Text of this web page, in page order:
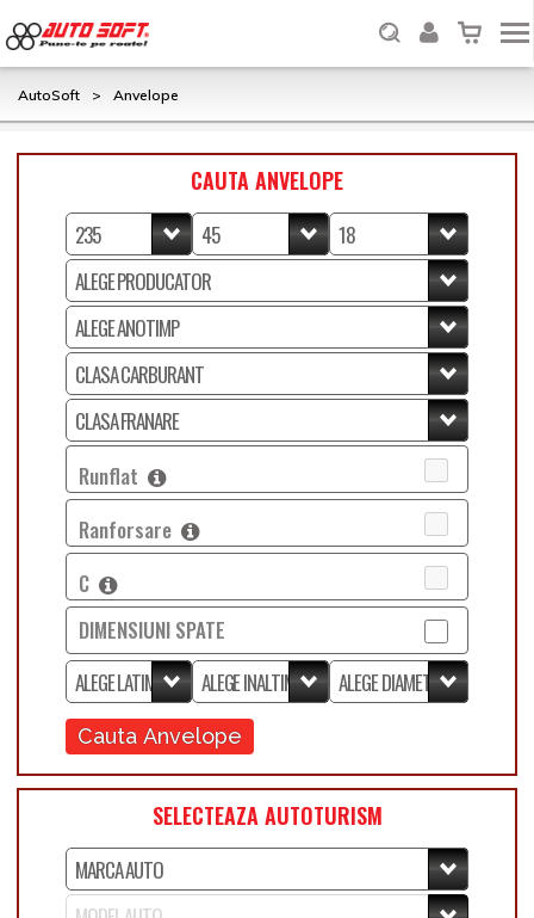
AutoSoft > Anvelope
CAUTA ANVELOPE
Runflat
Ranforsare
C
DIMENSIUNI SPATE
Cauta Anvelope
SELECTEAZA AUTOTURISM